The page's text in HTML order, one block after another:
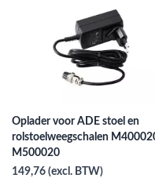
Oplader voor ADE stoel en
rolstoelweegschalen
M500020
149,76 (excl. BTW)